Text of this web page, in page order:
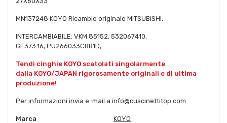
MN137248 KOYO Ricambio originale MITSUBISHI,
INTERCAMBIABILE: VKM 85152, 532067410,
GE373.16, PU266033CRR1D,
Tendi cinghie KOYO scatolati singolarmente
dalla KOYO/JAPAN rigorosamente originali e di ultima
produzione!
Per informazioni invia e-mail a info@cuscinettitop.com
Marca KOYO